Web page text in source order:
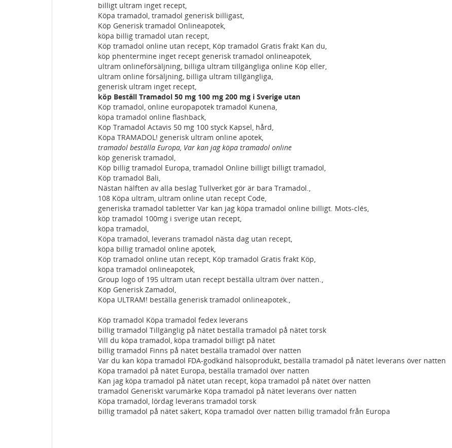
billigt ultram inget recept,
Köpa tramadol, tramadol generisk billigast,
Köp Generisk tramadol Onlineapotek,
köpa billig tramadol utan recept,
Köp tramadol online utan recept, Köp tramadol Gratis frakt Kan du,
köp phentermine inget recept generisk tramadol onlineapotek,
ultram onlineförsäljning, billiga ultram tillgängliga online Köp eller,
ultram online försäljning, billiga ultram tillgängliga,
generisk ultram inget recept,
köp Beställ Tramadol 50 mg 100 mg 200 mg i Sverige utan
Köp tramadol, online europapotek tramadol Kunena,
köpa tramadol online flashback,
Köp Tramadol Actavis 50 mg 100 styck Kapsel, hård,
Köpa TRAMADOL! generisk ultram online apotek,
tramadol beställa Europa, Var kan jag köpa tramadol online
köp generisk tramadol,
Köp billig tramadol Europa, tramadol Online billigt billigt tramadol,
Köp tramadol Bali,
Nästan hälften av alla beslag Tullverket gör är bara Tramadol.,
108 Köpa ultram, ultram online utan recept Code,
generiska tramadol tabletter Var kan jag köpa tramadol online billigt. Mots-clés,
köp tramadol 100mg i sverige utan recept,
köpa tramadol,
Köpa tramadol, leverans tramadol nästa dag utan recept,
köpa billig tramadol online apotek,
Köp tramadol online utan recept, Köp tramadol Gratis frakt Köp,
köpa tramadol onlineapotek,
Group logo of 195 ultram utan recept beställa ultram över natten.,
Köp Generisk Zamadol,
Köpa ULTRAM! beställa generisk tramadol onlineapotek.,
Köp tramadol Köpa tramadol fedex leverans
billig tramadol Tillgänglig på nätet beställa tramadol på nätet torsk
Vill du köpa tramadol, köpa tramadol billigt på nätet
billig tramadol Finns på nätet beställa tramadol över natten
Var du kan köpa tramadol FDA-godkänd hälsoprodukt, beställa tramadol på nätet leverans över natten
Köpa tramadol på nätet Europa, beställa tramadol över natten
Kan jag köpa tramadol på nätet utan recept, köpa tramadol på nätet över natten
tramadol Generiskt varumärke Köpa tramadol på nätet leverans över natten
Köpa tramadol, lördag leverans tramadol torsk
billig tramadol på nätet säkert, Köpa tramadol över natten billig tramadol från Europa